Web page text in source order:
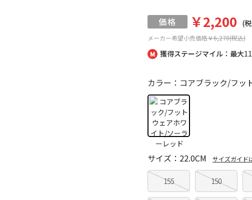
獲得ステージマイル：最大
メーカー希望小売価格￥6,270(税込)
￥2,200 (
カラー：コアブラック/フッ
155 150
サイズ：22.0CM サイズガイド